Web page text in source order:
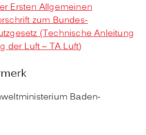
Ersten Allgemeinen
zum Bundes-
(Technische Anleitung
der Luft – TA Luft)
Baden-